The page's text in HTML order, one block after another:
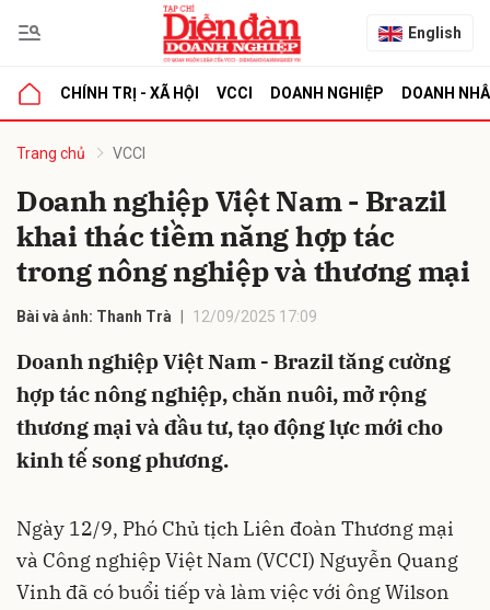
English
CHÍNH TRỊ - XÃ HỘI VCCI DOANH NGHIỆP DOANH
Trang chủ VCCI
Doanh nghiệp Việt Nam - Brazil
khai thác tiềm năng hợp tác
trong nông nghiệp và thương mại
Bài và ảnh: Thanh Trà 12/09/2025 17:09
Doanh nghiệp Việt Nam - Brazil tăng cường
hợp tác nông nghiệp, chăn nuôi, mở rộng
thương mại và đầu tư, tạo động lực mới cho
kinh tế song phương.
Ngày 12/9, Phó Chủ tịch Liên đoàn Thương mại
và Công nghiệp Việt Nam (VCCI) Nguyễn Quang
Vinh đã có buổi tiếp và làm việc với ông Wilson
luận
Hủy